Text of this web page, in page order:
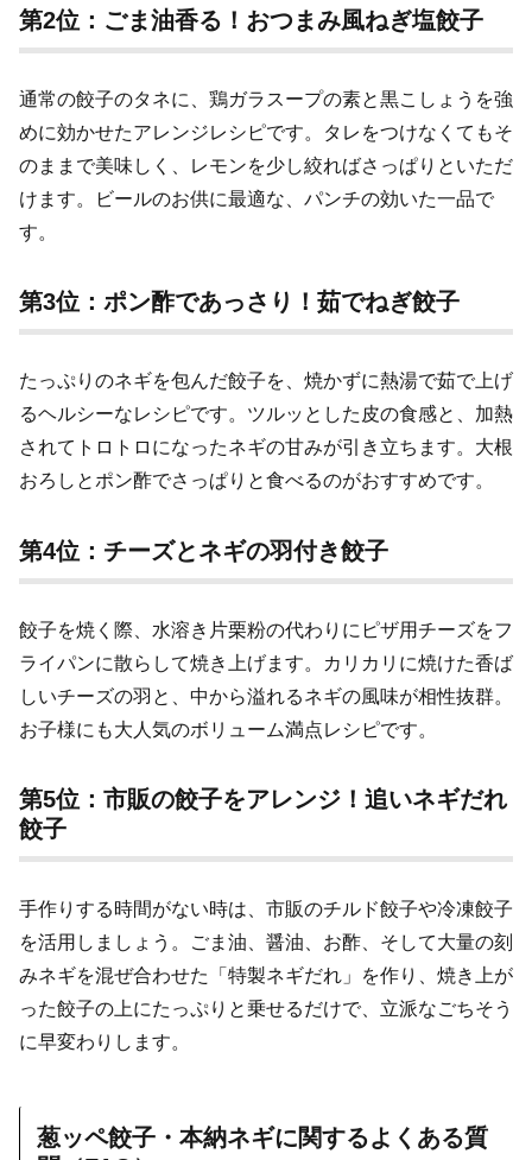
第2位：ごま油香る！おつまみ風ねぎ塩餃子
通常の餃子のタネに、鶏ガラスープの素と黒こしょうを強
めに効かせたアレンジレシピです。タレをつけなくてもそ
のままで美味しく、レモンを少し絞ればさっぱりといただ
けます。ビールのお供に最適な、パンチの効いた一品で
す。
第3位：ポン酢であっさり！茹でねぎ餃子
たっぷりのネギを包んだ餃子を、焼かずに熱湯で茹で上げ
るヘルシーなレシピです。ツルッとした皮の食感と、加熱
されてトロトロになったネギの甘みが引き立ちます。大根
おろしとポン酢でさっぱりと食べるのがおすすめです。
第4位：チーズとネギの羽付き餃子
餃子を焼く際、水溶き片栗粉の代わりにピザ用チーズをフ
ライパンに散らして焼き上げます。カリカリに焼けた香ば
しいチーズの羽と、中から溢れるネギの風味が相性抜群。
お子様にも大人気のボリューム満点レシピです。
第5位：市販の餃子をアレンジ！追いネギだれ
餃子
手作りする時間がない時は、市販のチルド餃子や冷凍餃子
を活用しましょう。ごま油、醤油、お酢、そして大量の刻
みネギを混ぜ合わせた「特製ネギだれ」を作り、焼き上が
った餃子の上にたっぷりと乗せるだけで、立派なごちそう
に早変わりします。
葱ッペ餃子・本納ネギに関するよくある質